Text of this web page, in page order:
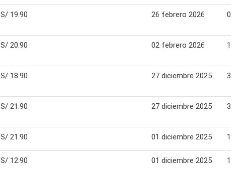
S/ 19.90 26 febrero 2026 01
S/ 20.90 02 febrero 2026 15
S/ 18.90 27 diciembre 2025 31
S/ 21.90 27 diciembre 2025 31
S/ 21.90 01 diciembre 2025 15
S/ 12.90 01 diciembre 2025 15